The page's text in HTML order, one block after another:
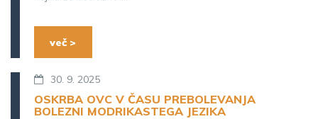
več >
30. 9. 2025
OSKRBA OVC V ČASU PREBOLEVANJA
BOLEZNI MODRIKASTEGA JEZIKA